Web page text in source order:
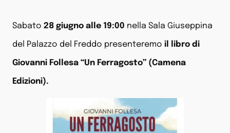
Sabato 28 giugno alle 19:00 nella Sala Giuseppina
del Palazzo del Freddo presenteremo il libro di
Giovanni Follesa “Un Ferragosto” (Camena
Edizioni).